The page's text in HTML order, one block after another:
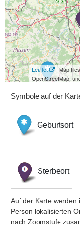
Leaflet
| Map
OpenStreetMap,
Symbole auf der
Geburtsort
Sterbeort
Auf der Karte werden
Person lokalisierten
nach Zoomstufe